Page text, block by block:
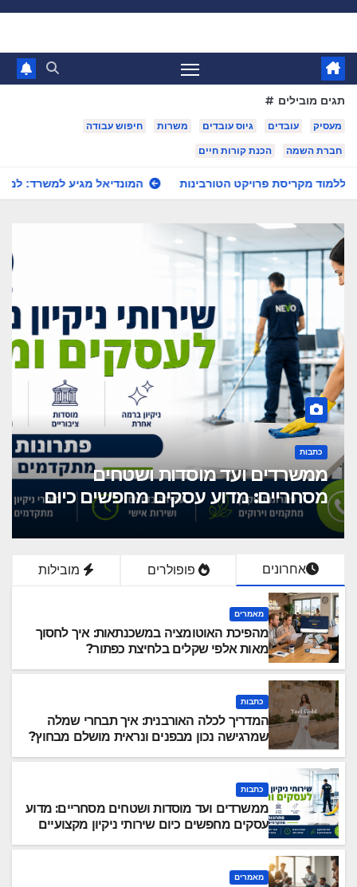
Skip
content
תגים מובילים
מעסיק עובדים גיוס עובדים משרות חיפוש עבודה
חברת השמה הכנת קורות חיים
המונדיאל מגיע למשרד: למה כל מעסיק חייב להיערך
מאמרים
המונדיאל מגיע למשרד: למה כל
מעסיק חייב להיערך לשיבושים
הקרובים
אחרונים פופולרים מובילות
מאמרים
מהפיכת האוטומציה במשכנתאות: איך לחסוך
מאות אלפי שקלים בלחיצת כפתור?
כתבות
המדריך לכלה האורבנית: איך תבחרי שמלה
שמרגישה נכון מבפנים ונראית מושלם מבחוץ?
כתבות
ממשרדים ועד מוסדות ושטחים מסחריים: מדוע
עסקים מחפשים כיום שירותי ניקיון מקצועיים
מאמרים